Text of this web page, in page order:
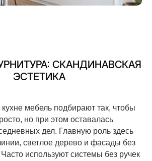
СКАНДИНАВСКАЯ
ЭСТЕТИКА
мебель подбирают так, чтобы
но при этом оставалась
дел. Главную роль здесь
светлое дерево и фасады без
используют системы без ручек